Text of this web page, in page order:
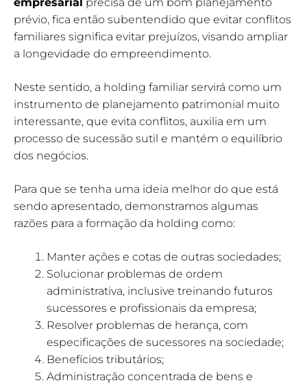
prévio, fica então subentendido que evitar conflitos
familiares significa evitar prejuízos, visando ampliar
a longevidade do empreendimento.
Neste sentido, a holding familiar servirá como um
instrumento de planejamento patrimonial muito
interessante, que evita conflitos, auxilia em um
processo de sucessão sutil e mantém o equilíbrio
dos negócios.
Para que se tenha uma ideia melhor do que está
sendo apresentado, demonstramos algumas
razões para a formação da holding como:
Manter ações e cotas de outras sociedades;
Solucionar problemas de ordem
administrativa, inclusive treinando futuros
sucessores e profissionais da empresa;
Resolver problemas de herança, com
especificações de sucessores na sociedade;
Benefícios tributários;
Administração concentrada de bens e